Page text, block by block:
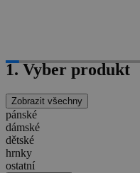
1. Vyber produkt
Zobrazit všechny
pánské
dámské
dětské
hrnky
ostatní